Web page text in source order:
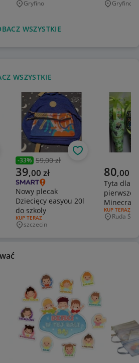
Miejscowość
Gryfino Gryfino
WSZYSTKIE
WSZYSTKIE
Poprzednia cena
-33% 59,00 zł
Aktualna cena
39,00 zł
Nowy plecak
Dziecięcy easyou 20l
do szkoly
RODZAJ OFERTY:
KUP TERAZ
Miejscowość
szczecin
Obserwuj
Aktualna
80,00
Tyta dla
materiał,
RODZAJ
KUP TERAZ
Ruda